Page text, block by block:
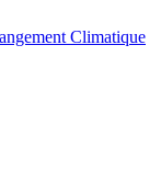
Climatique